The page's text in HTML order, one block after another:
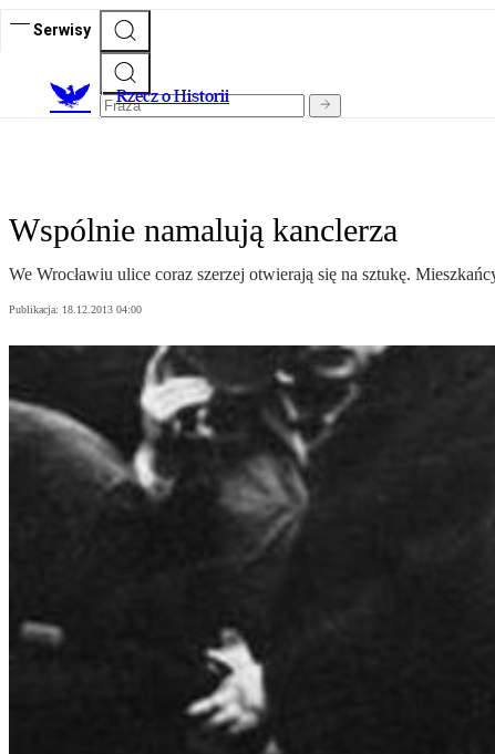
Serwisy
Rzecz o Historii
Wspólnie namalują kanclerza
We Wrocławiu ulice coraz szerzej otwierają się na sztukę.
Publikacja: 18.12.2013 04:00